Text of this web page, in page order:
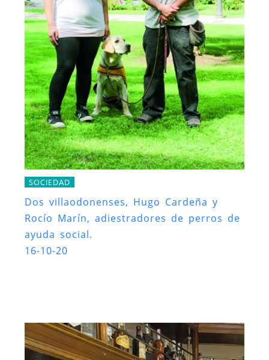
SOCIEDAD
Dos villaodonenses, Hugo Cardeña y
Rocío Marín, adiestradores de perros de
ayuda social.
16-10-20